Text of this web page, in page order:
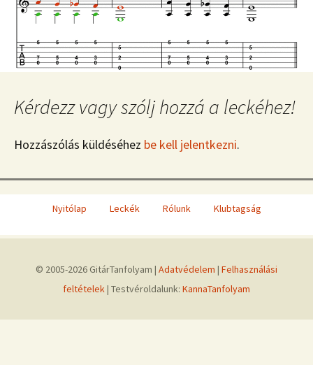
Kérdezz vagy szólj hozzá a leckéhez!
Hozzászólás küldéséhez be kell jelentkezni.
Nyitólap Leckék Rólunk Klubtagság
© 2005-2026 GitárTanfolyam | Adatvédelem | Felhasználási
feltételek| Testvéroldalunk: KannaTanfolyam